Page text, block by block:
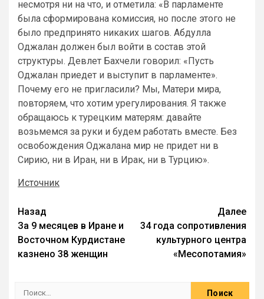
несмотря ни на что, и отметила: «В парламенте
была сформирована комиссия, но после этого не
было предпринято никаких шагов. Абдулла
Оджалан должен был войти в состав этой
структуры. Девлет Бахчели говорил: «Пусть
Оджалан приедет и выступит в парламенте».
Почему его не пригласили? Мы, Матери мира,
повторяем, что хотим урегулирования. Я также
обращаюсь к турецким матерям: давайте
возьмемся за руки и будем работать вместе. Без
освобождения Оджалана мир не придет ни в
Сирию, ни в Иран, ни в Ирак, ни в Турцию».
Источник
Назад
За 9 месяцев в Иране и
Восточном Курдистане
казнено 38 женщин
Далее
34 года сопротивления
культурного центра
«Месопотамия»